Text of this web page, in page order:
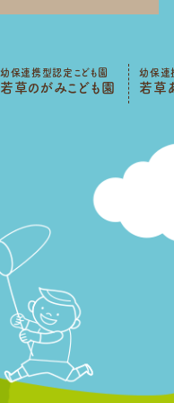
幼保連携型認定こども園
若草のがみこども園
幼保連
若草